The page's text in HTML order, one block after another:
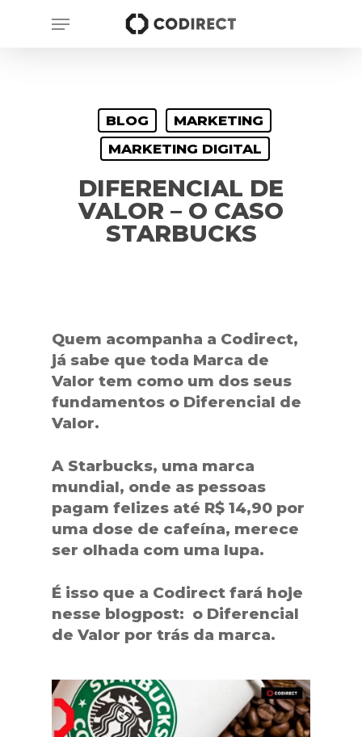
Menu
BLOG
MARKETING
MARKETING DIGITAL
DIFERENCIAL DE
VALOR – O CASO
STARBUCKS
Quem acompanha a Codirect,
já sabe que toda Marca de
Valor tem como um dos seus
fundamentos o Diferencial de
Valor.
A Starbucks, uma marca
mundial, onde as pessoas
pagam felizes até R$ 14,90 por
uma dose de cafeína, merece
ser olhada com uma lupa.
É isso que a Codirect fará hoje
nesse blogpost: o Diferencial
de Valor por trás da marca.